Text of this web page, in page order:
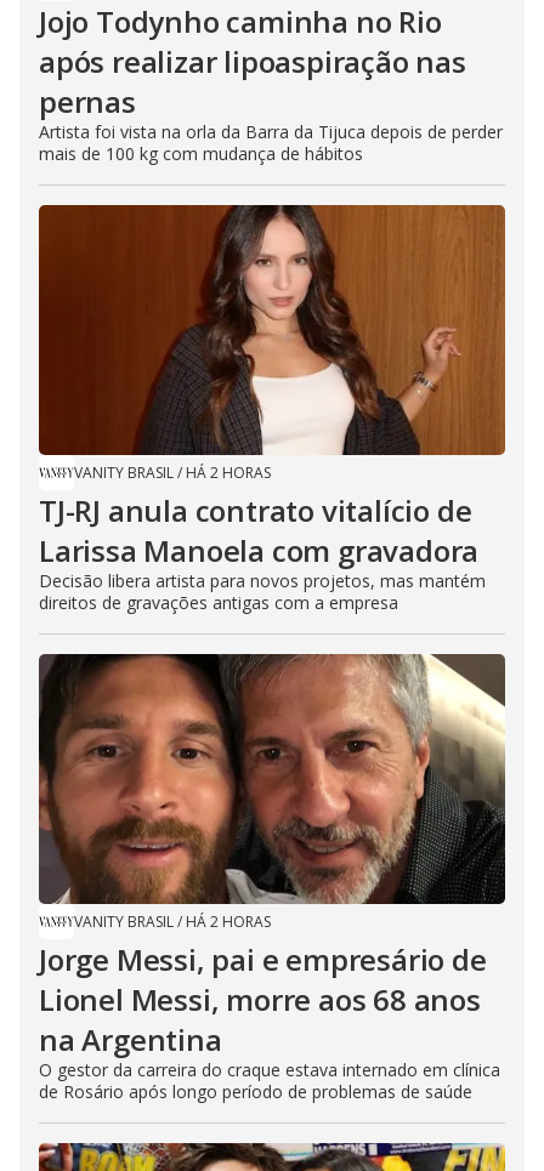
Jojo Todynho caminha no Rio
após realizar lipoaspiração nas
pernas
Artista foi vista na orla da Barra da Tijuca depois de perder
mais de 100 kg com mudança de hábitos
VANITY BRASIL/ HÁ 2 HORAS
TJ-RJ anula contrato vitalício de
Larissa Manoela com gravadora
Decisão libera artista para novos projetos, mas mantém
direitos de gravações antigas com a empresa
VANITY BRASIL/ HÁ 2 HORAS
Jorge Messi, pai e empresário de
Lionel Messi, morre aos 68 anos
na Argentina
O gestor da carreira do craque estava internado em clínica
de Rosário após longo período de problemas de saúde